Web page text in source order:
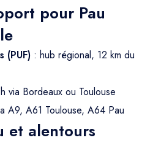
pour Pau
(PUF) : hub régional, 12 km du
via Bordeaux ou Toulouse
A9, A61 Toulouse, A64 Pau
et alentours